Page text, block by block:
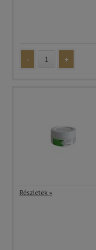
- +
Részletek »